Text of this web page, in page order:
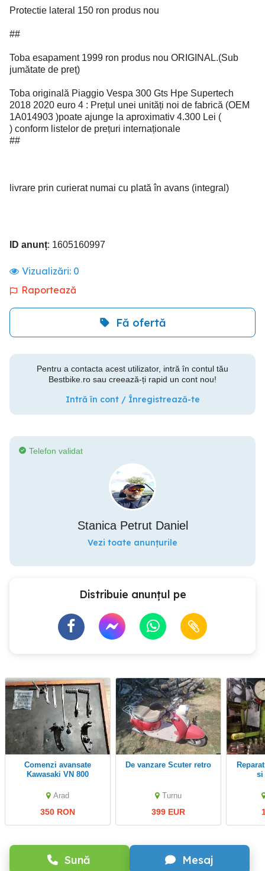
Protectie lateral 150 ron produs nou
##
Toba esapament 1999 ron produs nou ORIGINAL.(Sub
jumătate de preț)
Toba originală Piaggio Vespa 300 Gts Hpe Supertech
2018 2020 euro 4 : Prețul unei unități noi de fabrică (OEM
1A014903 )poate ajunge la aproximativ 4.300 Lei (
) conform listelor de prețuri internaționale
##
livrare prin curierat numai cu plată în avans (integral)
ID anunț: 1605160997
Vizualizări: 0
Raportează
Fă ofertă
Pentru a contacta acest utilizator, intră în contul tău
Bestbike.ro sau creează-ți rapid un cont nou!
Intră în cont / Înregistrează-te
Sună Mesaj
Telefon validat
Stanica Petrut Daniel
Vezi toate anunțurile
Distribuie anunțul pe
comenzi avansate
Kawasaki VN 800
Arad
350 RON
de vanzare Scuter retro
Turnu
399 EUR
Reparat pompe injecție
si